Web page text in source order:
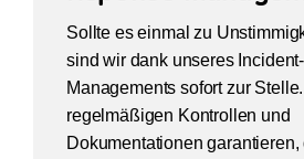
Sollte es einmal zu
sind wir dank unseres
Managements sofort zur
regelmäßigen Kontrollen und
Dokumentationen garantieren,